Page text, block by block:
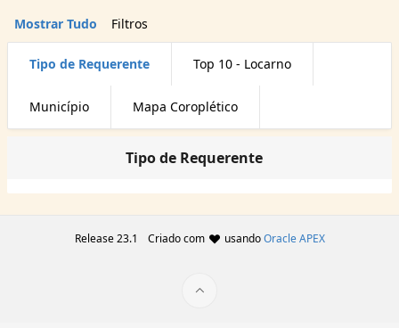
Mostrar Tudo Filtros
Tipo de Requerente Top 10 - Locarno
Município Mapa Coroplético
Tipo de Requerente
Release 23.1 Criado com usandoOracle APEX